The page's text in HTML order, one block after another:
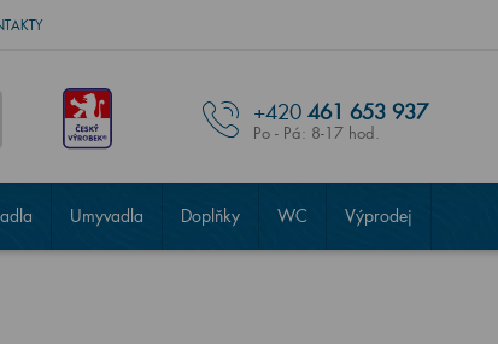
+420 461 653 937
Po - Pá: 8-17 hod.
Umyvadla Doplňky WC Výprodej